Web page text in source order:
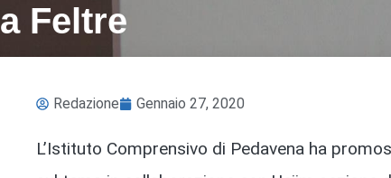
a Feltre
Redazione Gennaio 27, 2020
L’Istituto Comprensivo di Pedavena ha